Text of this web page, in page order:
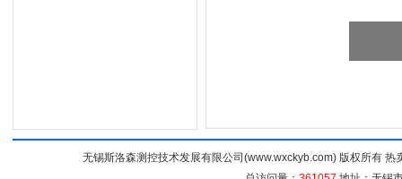
无锡斯洛森测控技术发展有限公司(www.wxckyb.com) 版权所有